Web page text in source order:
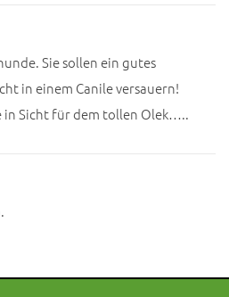
Sie sollen ein gutes
in einem Canile versauern!
in Sicht für dem tollen Olek…..